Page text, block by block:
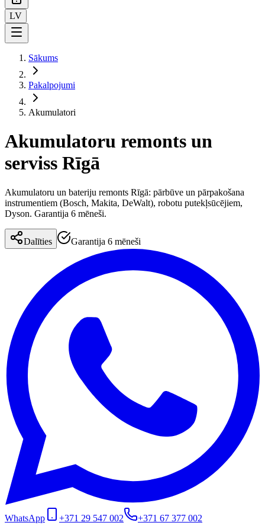
LV
Sākums
Pakalpojumi
Akumulatori
Akumulatoru remonts un
serviss Rīgā
Akumulatoru un bateriju remonts Rīgā: pārbūve un pārpakošana
instrumentiem (Bosch, Makita, DeWalt), robotu putekļsūcējiem,
Dyson. Garantija 6 mēneši.
Dalīties Garantija 6 mēneši
WhatsApp +371 29 547 002
+371 67 377 002